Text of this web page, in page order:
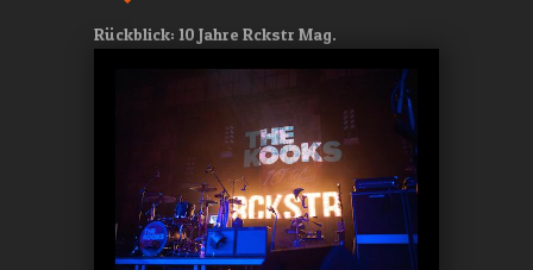
Rückblick: 10 Jahre Rckstr Mag.